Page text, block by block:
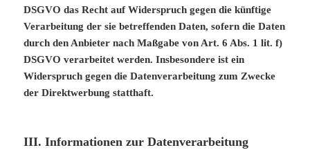
DSGVO das Recht auf Widerspruch gegen die künftige
Verarbeitung der sie betreffenden Daten, sofern die Daten
durch den Anbieter nach Maßgabe von Art. 6 Abs. 1 lit. f)
DSGVO verarbeitet werden. Insbesondere ist ein
Widerspruch gegen die Datenverarbeitung zum Zwecke
der Direktwerbung statthaft.
III. Informationen zur Datenverarbeitung